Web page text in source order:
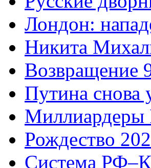
Лондон:
Никита
Возвращение
Путина снова
Миллиардеры
Рождество
Система